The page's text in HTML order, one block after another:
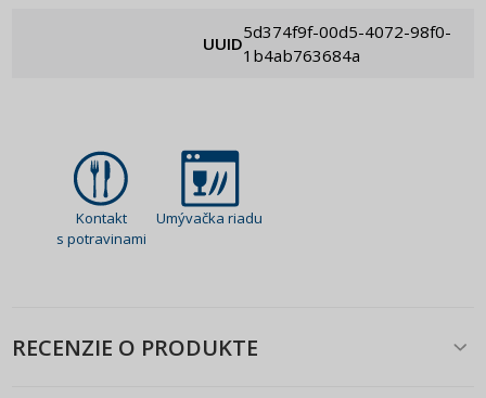
UUID
5d374f9f-00d5-4072-98f0-
1b4ab763684a
Kontakt
s potravinami
Umývačka riadu
RECENZIE O PRODUKTE